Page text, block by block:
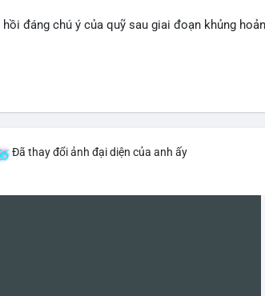
đáng chú ý của quỹ sau giai đoạn khủng
Đã thay đổi ảnh đại diện của anh ấy